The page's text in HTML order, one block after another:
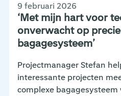
‘Met mijn hart voor
onverwacht op
bagagesysteem’
9 februari 2026
Projectmanager Stefan
interessante projecten
complexe bagagesysteem